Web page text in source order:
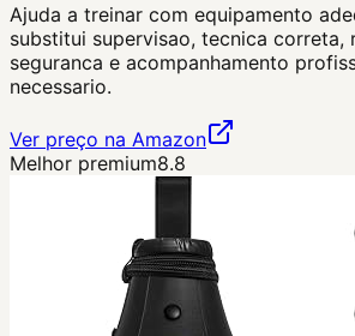
Ajuda a treinar com equipamento
substitui supervisao, tecnica correta,
seguranca e acompanhamento
necessario.
Ver preço na Amazon
Melhor premium8.8